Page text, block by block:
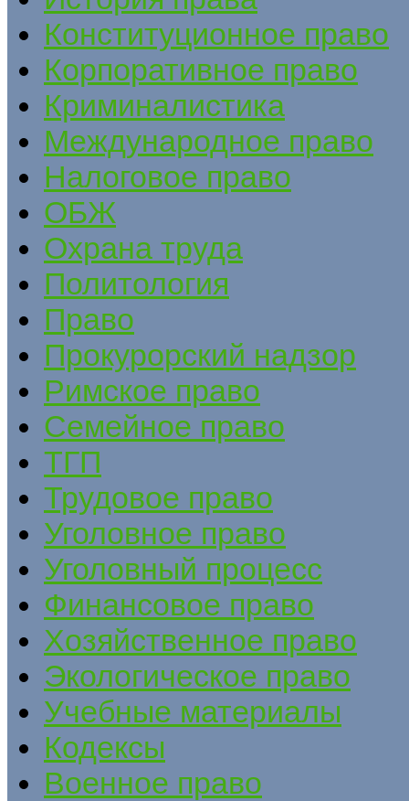
Конституционное право
Корпоративное право
Криминалистика
Международное право
Налоговое право
ОБЖ
Охрана труда
Политология
Право
Прокурорский надзор
Римское право
Семейное право
ТГП
Трудовое право
Уголовное право
Уголовный процесс
Финансовое право
Хозяйственное право
Экологическое право
Учебные материалы
Кодексы
Военное право